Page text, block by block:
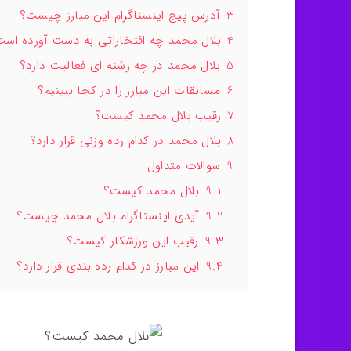
3 آدرس پیج اینستاگرام این مبارز چیست؟
4 بلال محمد چه افتخاراتی به دست آورده
5 بلال محمد در چه رشته ای فعالیت دارد؟
6 مسابقات این مبارز را در کجا ببینیم؟
7 رقیب بلال محمد کیست؟
8 بلال محمد در کدام رده وزنی قرار دارد؟
9 سوالات متداول
9.1 بلال محمد کیست؟
9.2 آیدی اینستاگرام بلال محمد چیست؟
9.3 رقیب این ورزشکار کیست؟
9.4 این مبارز در کدام رده بندی قرار دارد؟